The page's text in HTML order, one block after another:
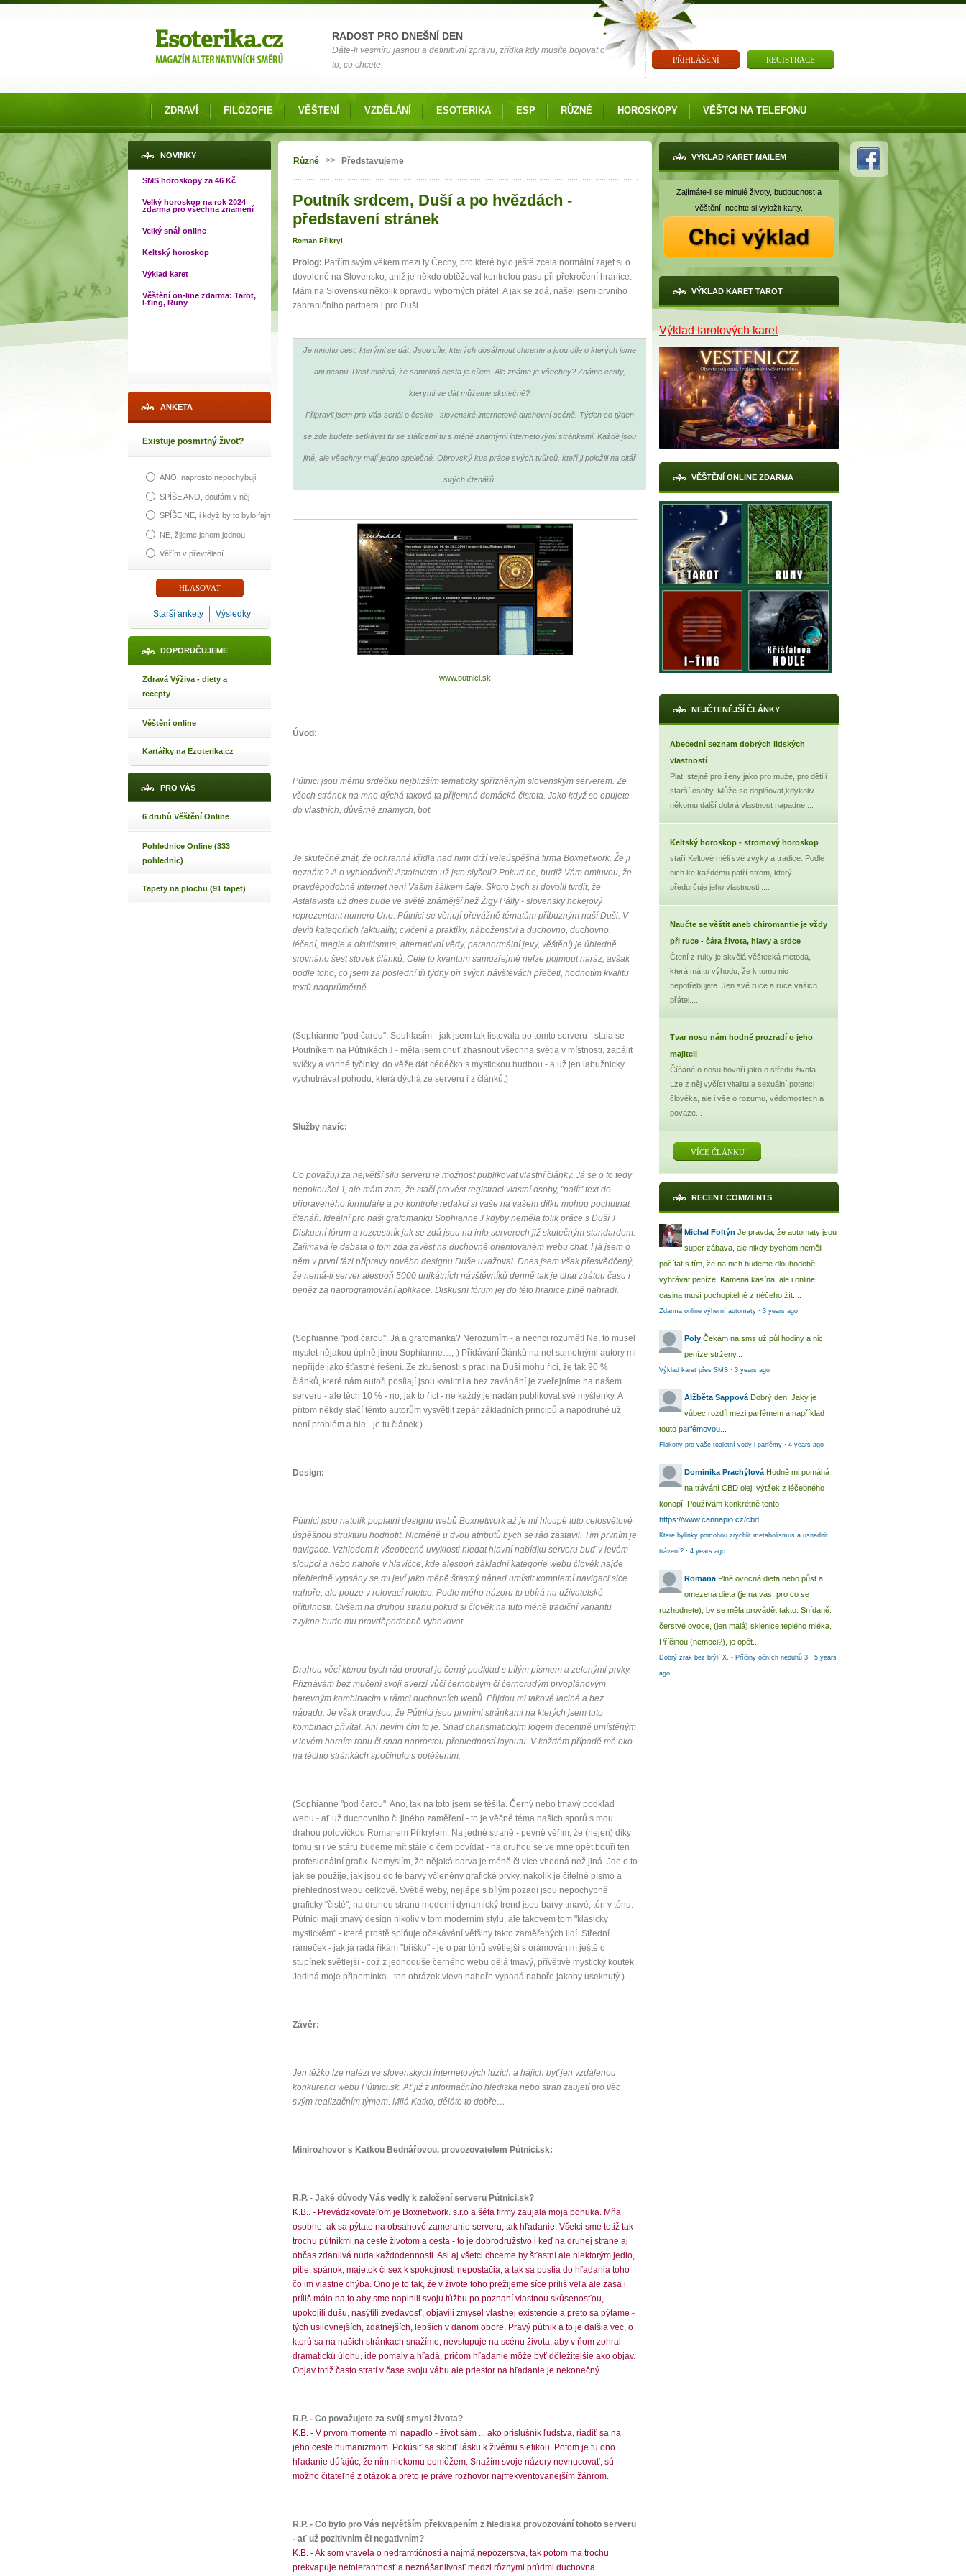
plnohodnotný život
... všechny tipy zdarma.
Máte pocit, že jste unaveni hned jak ráno vstanete?
Nemusí to tak být - ZJISTĚTE ZDARMA!
Jak mít více energie každý den
Jak být šťastnější
X
RADOST PRO DNEŠNÍ DEN
Dáte-li vesmíru jasnou a definitivní zprávu, zřídka kdy musíte bojovat o
to, co chcete.
PŘIHLÁŠENÍ REGISTRACE
ZDRAVÍ FILOZOFIE VĚŠTENÍ VZDĚLÁNÍ ESOTERIKA ESP RŮZNÉ HOROSKOPY VĚŠTCI NA TELEFONU
NOVINKY
SMS horoskopy za 46 Kč
Velký horoskop na rok 2024
zdarma pro všechna znamení
Velký snář online
Keltský horoskop
Výklad karet
Věštění on-line zdarma: Tarot,
I-ťing, Runy
ANKETA
Existuje posmrtný život?
ANO, naprosto nepochybuji
SPÍŠE ANO, doufám v něj
SPÍŠE NE, i když by to bylo fajn
NE, žijeme jenom jednou
Věřím v převtělení
Starší ankety Výsledky
DOPORUČUJEME
Zdravá Výživa - diety a
recepty
Věštění online
Kartářky na Ezoterika.cz
PRO VÁS
6 druhů Věštění Online
Pohlednice Online (333
pohlednic)
Tapety na plochu (91 tapet)
Jste zde
Různé >> Představujeme
Poutník srdcem, Duší a po hvězdách -
představení stránek
Roman Přikryl
Prolog: Patřím svým věkem mezi ty Čechy, pro které bylo ještě zcela normální zajet si o
dovolené na Slovensko, aniž je někdo obtěžoval kontrolou pasu při překročení hranice.
Mám na Slovensku několik opravdu výborných přátel. A jak se zdá, našel jsem prvního
zahraničního partnera i pro Duši.
Je mnoho cest, kterými se dát. Jsou cíle, kterých dosáhnout chceme a jsou cíle o kterých jsme
ani nesnili. Dost možná, že samotná cesta je cílem. Ale známe je všechny? Známe cesty,
kterými se dát můžeme skutečně?
Připravil jsem pro Vás seriál o česko - slovenské internetové duchovní scéně. Týden co týden
se zde budete setkávat tu se stálicemi tu s méně známými internetovými stránkami. Každé jsou
jiné, ale všechny mají jedno společné. Obrovský kus práce svých tvůrců, kteří ji položili na oltář
svých čtenářů.
www.putnici.sk
Úvod:
Pútnici jsou mému srdéčku nejbližším tematicky spřízněným slovenským serverem. Ze
všech stránek na mne dýchá taková ta příjemná domácká čistota. Jako když se obujete
do vlastních, důvěrně známých, bot.
Je skutečně znát, že ochranná křídla nad nimi drží veleúspěšná firma Boxnetwork. Že ji
neznáte? A o vyhledávači Astalavista už jste slyšeli? Pokud ne, budiž Vám omluvou, že
pravděpodobně internet není Vaším šálkem čaje. Skoro bych si dovolil tvrdit, že
Astalavista už dnes bude ve světě známější než Žigy Pálfy - slovenský hokejový
reprezentant numero Uno. Pútnici se věnují převážně tématům příbuzným naší Duši. V
devíti kategoriích (aktuality, cvičení a praktiky, náboženství a duchovno, duchovno,
léčení, magie a okultismus, alternativní vědy, paranormální jevy, věštění) je úhledně
srovnáno šest stovek článků. Celé to kvantum samozřejmě nelze pojmout naráz, avšak
podle toho, co jsem za poslední tři týdny při svých návštěvách přečetl, hodnotím kvalitu
textů nadprůměrně.
(Sophianne "pod čarou": Souhlasím - jak jsem tak listovala po tomto serveru - stala se
Poutníkem na Pútnikách J - měla jsem chuť zhasnout všechna světla v místnosti, zapálit
svíčky a vonné tyčinky, do věže dát cédéčko s mystickou hudbou - a už jen labužnicky
vychutnávat pohodu, která dýchá ze serveru i z článků.)
Služby navíc:
Co považuji za největší sílu serveru je možnost publikovat vlastní články. Já se o to tedy
nepokoušel J, ale mám zato, že stačí provést registraci vlastní osoby, "nalít" text do
připraveného formuláře a po kontrole redakcí si vaše na vašem dílku mohou pochutnat
čtenáři. Ideální pro naši grafomanku Sophianne Jkdyby neměla tolik práce s Duší J
Diskusní fórum a rozcestník jak se zdá jsou na info serverech již skutečným standardem.
Zajímavá je debata o tom zda zavést na duchovně orientovaném webu chat. I já jsem o
něm v první fázi přípravy nového designu Duše uvažoval. Dnes jsem však přesvědčený,
že nemá-li server alespoň 5000 unikátních návštěvníků denně tak je chat ztrátou času i
peněz za naprogramování aplikace. Diskusní fórum jej do této hranice plně nahradí.
(Sophianne "pod čarou": Já a grafomanka? Nerozumím - a nechci rozumět! Ne, to musel
myslet nějakou úplně jinou Sophianne…;-) Přidávání článků na net samotnými autory mi
nepřijde jako šťastné řešení. Ze zkušeností s prací na Duši mohu říci, že tak 90 %
článků, které nám autoři posílají jsou kvalitní a bez zaváhání je zveřejníme na našem
serveru - ale těch 10 % - no, jak to říct - ne každý je nadán publikovat své myšlenky. A
přitom někdy stačí těmto autorům vysvětlit zepár základních principů a napodruhé už
není problém a hle - je tu článek.)
Design:
Pútnici jsou natolik poplatní designu webů Boxnetwork až je mi hloupé tuto celosvětově
úspěšnou strukturu hodnotit. Nicméně u dvou atributů bych se rád zastavil. Tím prvním je
navigace. Vzhledem k všeobecné uvyklosti hledat hlavní nabídku serveru buď v levém
sloupci a nebo nahoře v hlavičce, kde alespoň základní kategorie webu člověk najde
přehledně vypsány se mi jeví jako méně šťastný nápad umístit kompletní navigaci sice
nahoře, ale pouze v rolovací roletce. Podle mého názoru to ubírá na uživatelské
přítulnosti. Ovšem na druhou stranu pokud si člověk na tuto méně tradiční variantu
zvykne bude mu pravděpodobně vyhovovat.
Druhou věcí kterou bych rád propral je černý podklad s bílým písmem a zelenými prvky.
Přiznávám bez mučení svoji averzi vůči černobílým či černorudým prvoplánovým
barevným kombinacím v rámci duchovních webů. Přijdou mi takové laciné a bez
nápadu. Je však pravdou, že Pútnici jsou prvními stránkami na kterých jsem tuto
kombinaci přivítal. Ani nevím čím to je. Snad charismatickým logem decentně umístěným
v levém horním rohu či snad naprostou přehledností layoutu. V každém případě mé oko
na těchto stránkách spočinulo s potěšením.
(Sophianne "pod čarou": Ano, tak na toto jsem se těšila. Černý nebo tmavý podklad
webu - ať už duchovního či jiného zaměření - to je věčné téma našich sporů s mou
drahou polovičkou Romanem Přikrylem. Na jedné straně - pevně věřím, že (nejen) díky
tomu si i ve stáru budeme mít stále o čem povídat - na druhou se ve mne opět bouří ten
profesionální grafik. Nemyslím, že nějaká barva je méně či více vhodná než jiná. Jde o to
jak se použije, jak jsou do té barvy včleněny grafické prvky, nakolik je čitelné písmo a
přehlednost webu celkově. Světlé weby, nejlépe s bílým pozadí jsou nepochybně
graficky "čisté", na druhou stranu moderní dynamický trend jsou barvy tmavé, tón v tónu.
Pútnici mají tmavý design nikoliv v tom moderním stylu, ale takovém tom "klasicky
mystickém" - které prostě splňuje očekávání většiny takto zaměřených lidí. Střední
rámeček - jak já ráda říkám "bříško" - je o pár tónů světlejší s orámováním ještě o
stupínek světlejší - což z jednoduše černého webu dělá tmavý, přívětivě mystický koutek.
Jediná moje připomínka - ten obrázek vlevo nahoře vypadá nahoře jakoby useknutý.)
Závěr:
Jen těžko lze nalézt ve slovenských internetových luzích a hájích byť jen vzdálenou
konkurenci webu Pútnici.sk. Ať již z informačního hlediska nebo stran zaujetí pro věc
svým realizačním týmem. Milá Katko, děláte to dobře…
Minirozhovor s Katkou Bednářovou, provozovatelem Pútnici.sk:
R.P. - Jaké důvody Vás vedly k založení serveru Pútnici.sk?
K.B.. - Prevádzkovateľom je Boxnetwork. s.r.o a šéfa firmy zaujala moja ponuka. Mňa
osobne, ak sa pýtate na obsahové zameranie serveru, tak hľadanie. Všetci sme totiž tak
trochu pútnikmi na ceste životom a cesta - to je dobrodružstvo i keď na druhej strane aj
občas zdanlivá nuda každodennosti. Asi aj všetci chceme by šťastní ale niektorým jedlo,
pitie, spánok, majetok či sex k spokojnosti nepostačia, a tak sa pustia do hľadania toho
čo im vlastne chýba. Ono je to tak, že v živote toho prežijeme síce príliš veľa ale zasa i
príliš málo na to aby sme naplnili svoju túžbu po poznaní vlastnou skúsenosťou,
upokojili dušu, nasýtili zvedavosť, objavili zmysel vlastnej existencie a preto sa pýtame -
tých usilovnejších, zdatnejších, lepších v danom obore. Pravý pútnik a to je ďalšia vec, o
ktorú sa na našich stránkach snažíme, nevstupuje na scénu života, aby v ňom zohral
dramatickú úlohu, ide pomaly a hľadá, pričom hľadanie môže byť dôležitejšie ako objav.
Objav totiž často stratí v čase svoju váhu ale priestor na hľadanie je nekonečný.
R.P. - Co považujete za svůj smysl života?
K.B. - V prvom momente mi napadlo - život sám ... ako príslušník ľudstva, riadiť sa na
jeho ceste humanizmom. Pokúsiť sa skĺbiť lásku k živému s etikou. Potom je tu ono
hľadanie dúfajúc, že ním niekomu pomôžem. Snažím svoje názory nevnucovať, sú
možno čitateľné z otázok a preto je práve rozhovor najfrekventovanejším žánrom.
R.P. - Co bylo pro Vás největším překvapením z hlediska provozování tohoto serveru
- ať už pozitivním či negativním?
K.B. - Ak som vravela o nedramtičnosti a najmä nepózerstva, tak potom ma trochu
prekvapuje netolerantnosť a neznášanlivosť medzi rôznymi prúdmi duchovna.
VÝKLAD KARET MAILEM
Zajímáte-li se minulé životy, budoucnost a
věštění, nechte si vyložit karty.
VÝKLAD KARET TAROT
Výklad tarotových karet
VĚŠTĚNÍ ONLINE ZDARMA
NEJČTENĚJŠÍ ČLÁNKY
Abecední seznam dobrých lidských
vlastností
Platí stejně pro ženy jako pro muže, pro děti i
starší osoby. Může se doplňovat,kdykoliv
někomu další dobrá vlastnost napadne....
Keltský horoskop - stromový horoskop
staří Keltové měli své zvyky a tradice. Podle
nich ke každému patří strom, který
předurčuje jeho vlastnosti ....
Naučte se věštit aneb chiromantie je vždy
při ruce - čára života, hlavy a srdce
Čtení z ruky je skvělá věštecká metoda,
která má tu výhodu, že k tomu nic
nepotřebujete. Jen své ruce a ruce vašich
přátel....
Tvar nosu nám hodně prozradí o jeho
majiteli
Číňané o nosu hovoří jako o středu života.
Lze z něj vyčíst vitalitu a sexuální potenci
člověka, ale i vše o rozumu, vědomostech a
povaze...
VÍCE ČLÁNKU
RECENT COMMENTS
Michal Foltýn Je pravda, že automaty jsou
super zábava, ale nikdy bychom neměli
počítat s tím, že na nich budeme dlouhodobě
vyhrávat peníze. Kamená kasína, ale i online
casina musí pochopitelně z něčeho žít....
Zdarma online výherní automaty · 3 years ago
Poly Čekám na sms už půl hodiny a nic,
peníze strženy...
Výklad karet přes SMS · 3 years ago
Alžběta Sappová Dobrý den. Jaký je
vůbec rozdíl mezi parfémem a například
touto parfémovou...
Flakony pro vaše toaletní vody i parfémy · 4 years ago
Dominika Prachýlová Hodně mi pomáhá
na trávání CBD olej, výtžek z léčebného
konopí. Používám konkrétně tento
https://www.cannapio.cz/cbd...
Které bylinky pomohou zrychlit metabolismus a usnadnit
trávení? · 4 years ago
Romana Plně ovocná dieta nebo půst a
omezená dieta (je na vás, pro co se
rozhodnete), by se měla provádět takto: Snídaně:
čerstvé ovoce, (jen malá) sklenice teplého mléka.
Příčinou (nemoci?), je opět...
Dobrý zrak bez brýlí X. - Příčiny očních neduhů 3 · 5 years
ago